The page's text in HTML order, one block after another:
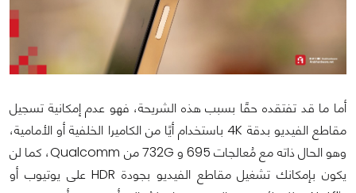
أما ما قد تفتقده حقًا بسبب هذه الشريحة، فهو عدم إمكانية تسجيل
مقاطع الفيديو بدقة 4K باستخدام أيًا من الكاميرا الخلفية أو الأمامية،
وهو الحال ذاته مع مُعالجات 695 و 732G من Qualcomm، كما لن
يكون بإمكانك تشغيل مقاطع الفيديو بجودة HDR على يوتيوب أو